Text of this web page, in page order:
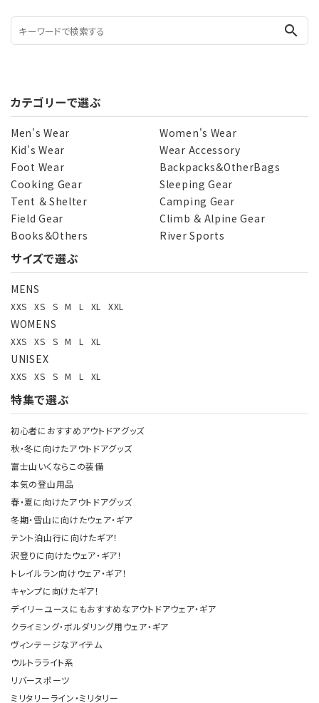
search
カテゴリーで選ぶ
Men's Wear
Women's Wear
Kid's Wear
Wear Accessory
Foot Wear
Backpacks＆OtherBags
Cooking Gear
Sleeping Gear
Tent ＆ Shelter
Camping Gear
Field Gear
Climb ＆ Alpine Gear
Books＆Others
River Sports
サイズで選ぶ
MENS
XXS XS S M L XL XXL
WOMENS
XXS XS S M L XL
UNISEX
XXS XS S M L XL
特集で選ぶ
初心者におすすめアウトドアグッズ
秋・冬に向けたアウトドアグッズ
富士山いくならこの装備
本気の登山用品
春・夏に向けたアウトドアグッズ
冬期・雪山に向けたウェア・ギア
テント泊山行に向けたギア！
沢登りに向けたウェア・ギア！
トレイルラン向けウェア・ギア！
キャンプに向けたギア！
デイリーユースにもおすすめなアウトドアウェア・ギア
クライミング・ボルダリング用ウェア・ギア
ヴィンテージなアイテム
ウルトラライト系
リバースポーツ
ミリタリーライン・ミリタリー